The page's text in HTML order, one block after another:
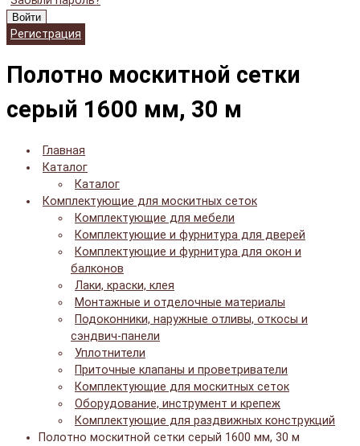
Войти
Регистрация
Полотно москитной сетки
серый 1600 мм, 30 м
Главная
Каталог
Каталог
Комплектующие для москитных сеток
Комплектующие для мебели
Комплектующие и фурнитура для дверей
Комплектующие и фурнитура для окон и
балконов
Лаки, краски, клея
Монтажные и отделочные материалы
Подоконники, наружные отливы, откосы и
сэндвич-панели
Уплотнители
Приточные клапаны и проветриватели
Комплектующие для москитных сеток
Оборудование, инструмент и крепеж
Комплектующие для раздвижных конструкций
Полотно москитной сетки серый 1600 мм, 30 м